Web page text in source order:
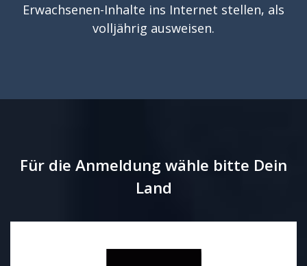
Erwachsenen-Inhalte ins Internet stellen, als
volljährig ausweisen.
Für die Anmeldung wähle bitte Dein
Land